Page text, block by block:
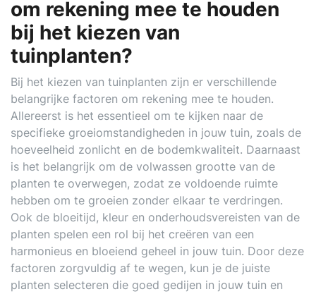
om rekening mee te houden
bij het kiezen van
tuinplanten?
Bij het kiezen van tuinplanten zijn er verschillende
belangrijke factoren om rekening mee te houden.
Allereerst is het essentieel om te kijken naar de
specifieke groeiomstandigheden in jouw tuin, zoals de
hoeveelheid zonlicht en de bodemkwaliteit. Daarnaast
is het belangrijk om de volwassen grootte van de
planten te overwegen, zodat ze voldoende ruimte
hebben om te groeien zonder elkaar te verdringen.
Ook de bloeitijd, kleur en onderhoudsvereisten van de
planten spelen een rol bij het creëren van een
harmonieus en bloeiend geheel in jouw tuin. Door deze
factoren zorgvuldig af te wegen, kun je de juiste
planten selecteren die goed gedijen in jouw tuin en